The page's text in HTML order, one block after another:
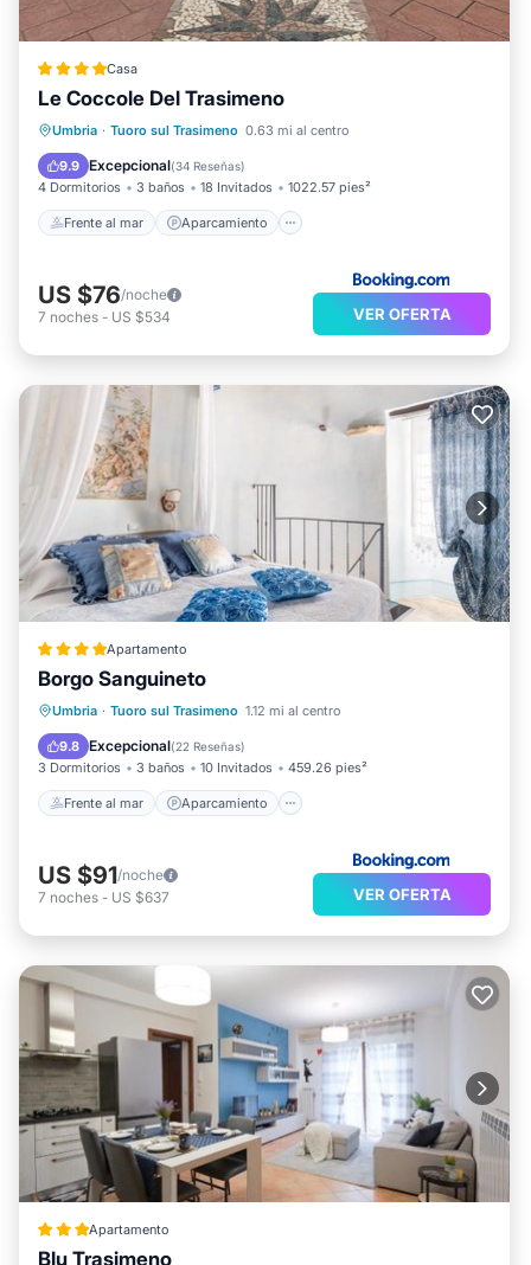
Casa
Le Coccole Del Trasimeno
Umbria · Tuoro sul Trasimeno 0.63 mi al centro
9.9 Excepcional(34 Reseñas)
4 Dormitorios 3 baños 18 Invitados 1022.57 pies²
Frente al mar Aparcamiento
Frente al mar Aparcamiento
Vista al mar
US $76/noche
7 noches - US $534 VER OFERTA
Apartamento
Borgo Sanguineto
Umbria · Tuoro sul Trasimeno 1.12 mi al centro
9.8 Excepcional(22 Reseñas)
3 Dormitorios 3 baños 10 Invitados 459.26 pies²
Frente al mar Aparcamiento
Frente al mar Aparcamiento
Vista al mar
US $91/noche
7 noches - US $637 VER OFERTA
Apartamento
Blu Trasimeno